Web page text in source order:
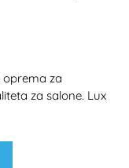
za
za salone. Lux